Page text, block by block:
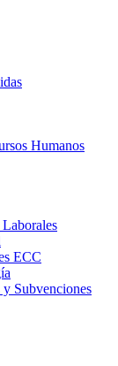
Humanos
ECC
Subvenciones